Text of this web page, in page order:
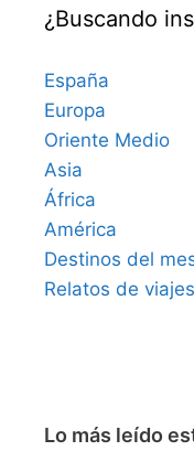
¿Buscando
España
Europa
Oriente Medio
Asia
África
América
Destinos del
Relatos de viajes
Lo más leído